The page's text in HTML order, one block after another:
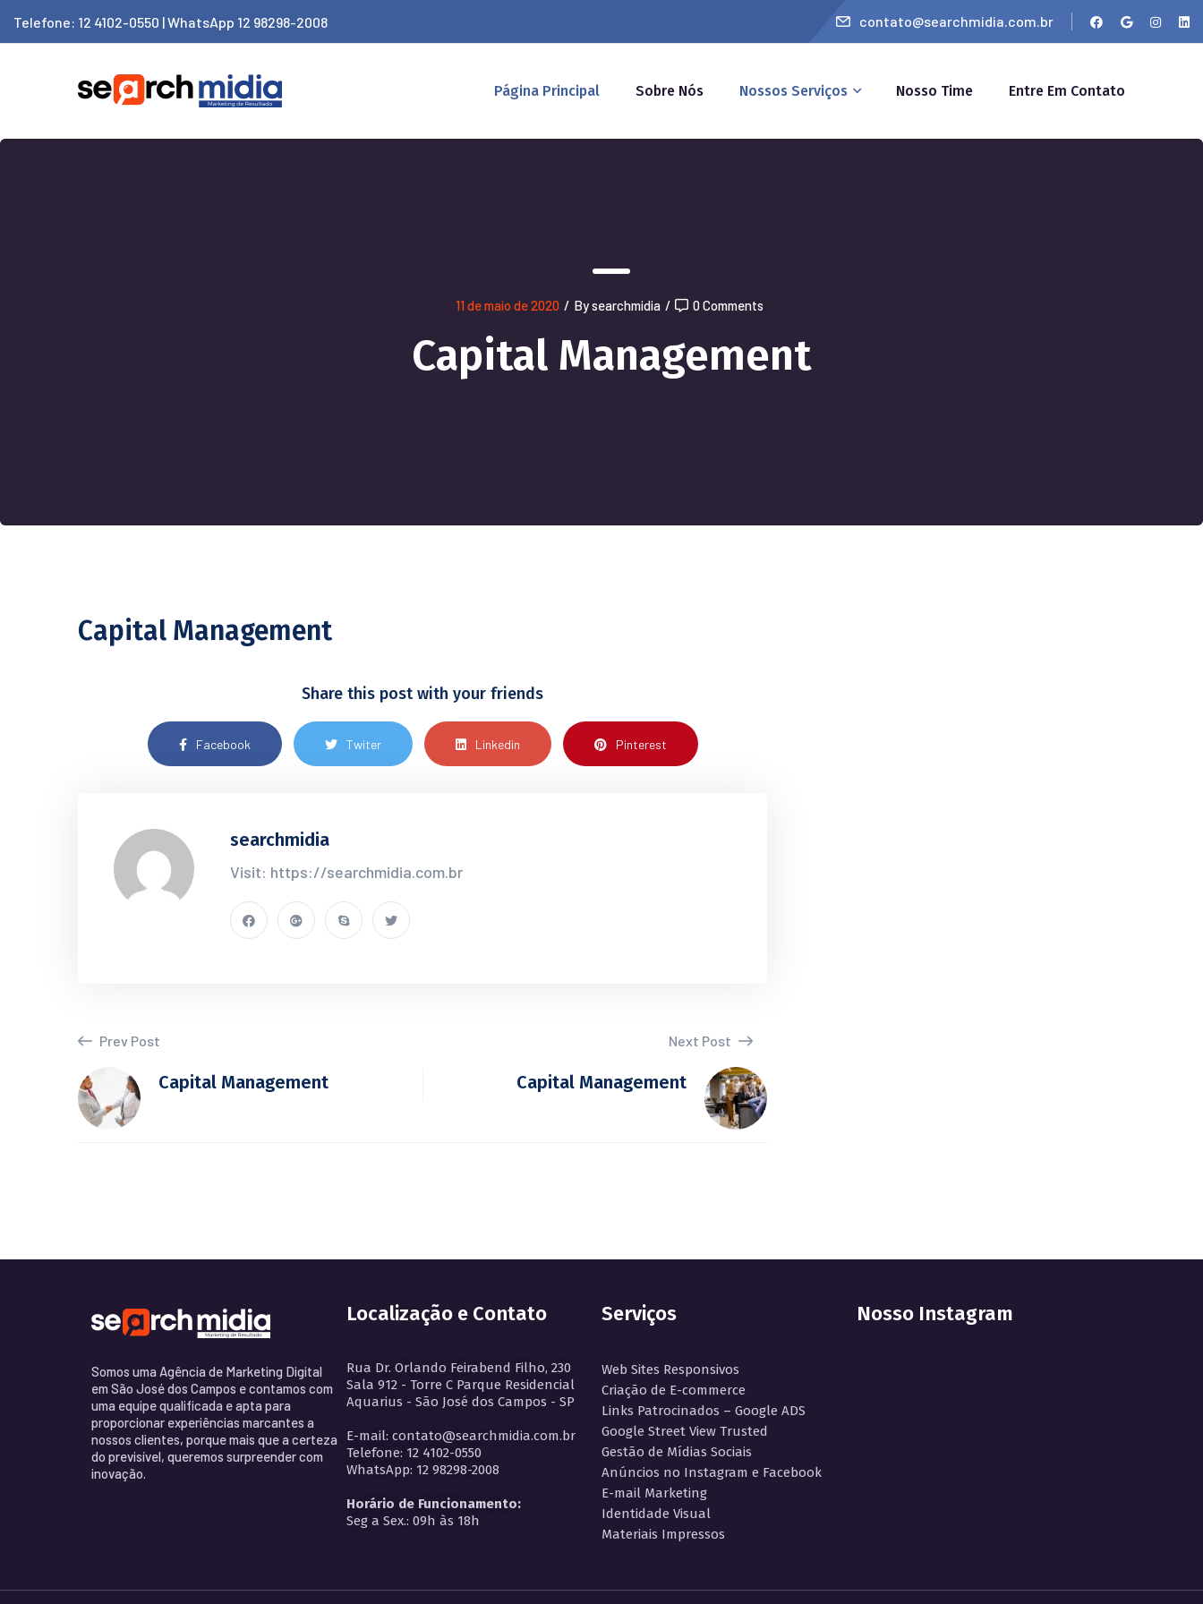
Telefone: 12 4102-0550 | WhatsApp 12 98298-2008 contato@searchmidia.com.br
Página Principal Sobre Nós Nossos Serviços Nosso Time Entre Em Contato
11 de maio de 2020 / By searchmidia / 0 Comments
Capital Management
Capital Management
Share this post with your friends
Facebook Twiter Linkedin Pinterest
searchmidia
Visit: https://searchmidia.com.br
Prev Post
Capital Management
Next Post
Capital Management
Somos uma Agência de Marketing Digital
em São José dos Campos e contamos com
uma equipe qualificada e apta para
proporcionar experiências marcantes a
nossos clientes, porque mais que a certeza
do previsível, queremos surpreender com
inovação.
Localização e Contato
Rua Dr. Orlando Feirabend Filho, 230
Sala 912 - Torre C Parque Residencial
Aquarius - São José dos Campos - SP
E-mail: contato@searchmidia.com.br
Telefone: 12 4102-0550
WhatsApp: 12 98298-2008
Horário de Funcionamento:
Seg a Sex.: 09h às 18h
Serviços
Web Sites Responsivos
Criação de E-commerce
Links Patrocinados – Google ADS
Google Street View Trusted
Gestão de Mídias Sociais
Anúncios no Instagram e Facebook
E-mail Marketing
Identidade Visual
Materiais Impressos
Nosso Instagram